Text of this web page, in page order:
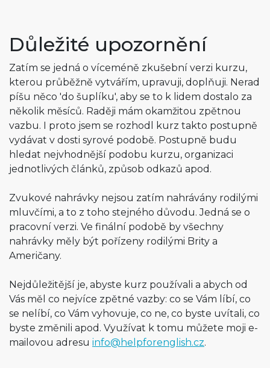
Důležité upozornění
Zatím se jedná o víceméně zkušební verzi kurzu,
kterou průběžně vytvářím, upravuji, doplňuji. Nerad
píšu něco 'do šuplíku', aby se to k lidem dostalo za
několik měsíců. Raději mám okamžitou zpětnou
vazbu. I proto jsem se rozhodl kurz takto postupně
vydávat v dosti syrové podobě. Postupně budu
hledat nejvhodnější podobu kurzu, organizaci
jednotlivých článků, způsob odkazů apod.
Zvukové nahrávky nejsou zatím nahrávány rodilými
mluvčími, a to z toho stejného důvodu. Jedná se o
pracovní verzi. Ve finální podobě by všechny
nahrávky měly být pořízeny rodilými Brity a
Američany.
Nejdůležitější je, abyste kurz používali a abych od
Vás měl co nejvíce zpětné vazby: co se Vám líbí, co
se nelíbí, co Vám vyhovuje, co ne, co byste uvítali, co
byste změnili apod. Využívat k tomu můžete moji e-
mailovou adresu info@helpforenglish.cz.